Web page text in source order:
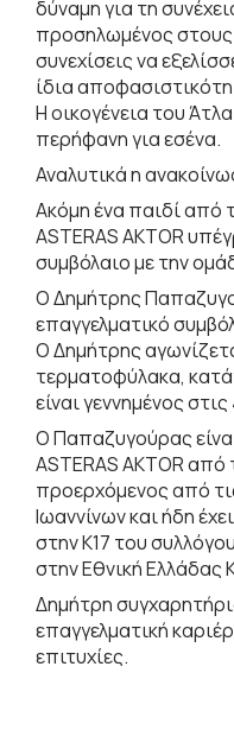
δύναμη για τη
προσηλωμένος στους
συνεχίσεις να
ίδια
Η οικογένεια του Άτλα
περήφανη για εσένα.
Αναλυτικά η
Ακόμη ένα παιδί από
ASTERAS AKTOR
συμβόλαιο με την
Ο Δημήτρης
επαγγελματικό
Ο Δημήτρης
τερματοφύλακα,
είναι γεννημένος
Ο Παπαζυγούρας
ASTERAS AKTOR
προερχόμενος από
Ιωαννίνων και ήδη
στην Κ17 του
στην Εθνική Ελλάδας
Δημήτρη
επαγγελματική
επιτυχίες.